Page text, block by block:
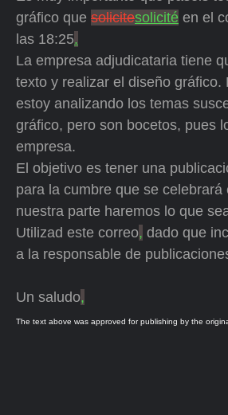
gráfico que solicitesolicité en el
las 18:25.
La empresa adjudicataria tiene
texto y realizar el diseño gráfico.
estoy analizando los temas
gráfico, pero son bocetos, pues
empresa.
El objetivo es tener una
para la cumbre que se celebrará
nuestra parte haremos lo que
Utilizad este correo, dado que
a la responsable de
Un saludo,
The text above was approved for publishing by the